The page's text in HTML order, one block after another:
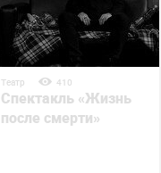
Театр 410
Спектакль «Жизнь
после смерти»